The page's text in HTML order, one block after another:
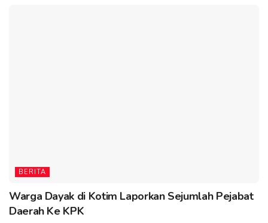
BERITA
Warga Dayak di Kotim Laporkan Sejumlah Pejabat
Daerah Ke KPK